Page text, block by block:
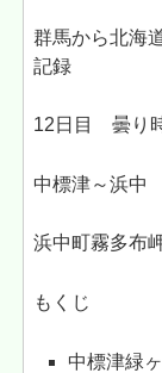
群馬から北海
記録
12日目 曇り
中標津～浜中
浜中町霧多布
もくじ
中標津緑